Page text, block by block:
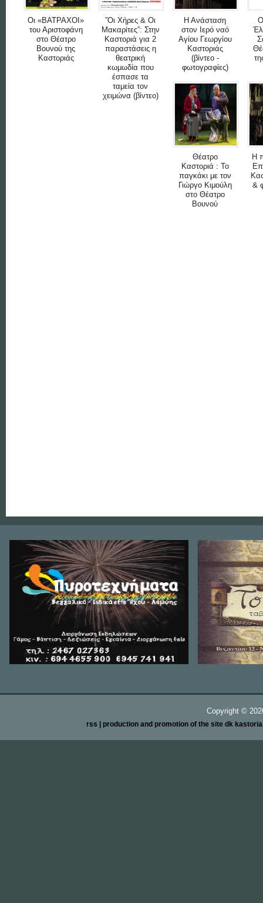
Οι «ΒΑΤΡΑΧΟΙ»
του Αριστοφάνη
στο Θέατρο
Βουνού της
Καστοριάς
”Οι Χήρες & Οι
Μακαρίτες”: Στην
Καστοριά για 2
παραστάσεις η
θεατρική
κωμωδία που
έσπασε τα
ταμεία τον
χειμώνα (βίντεο)
Η Ανάσταση
στον Ιερό ναό
Αγίου Γεωργίου
Καστοριάς
(βίντεο -
φωτογραφίες)
Θέατρο
Καστοριά : Το
παγκάκι με τον
Γιώργο Κιμούλη
στο Θέατρο
Βουνού
Η
&
Copyright ©
rss | production and promotion of the site dk